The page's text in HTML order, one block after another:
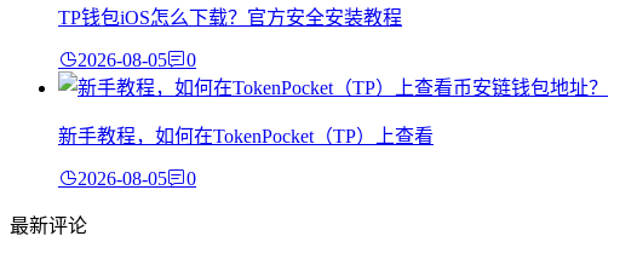
TP钱包iOS怎么下载？官方安全安装教程
2026-08-05 0
新手教程，如何在TokenPocket（TP）上查看
2026-08-05 0
最新评论